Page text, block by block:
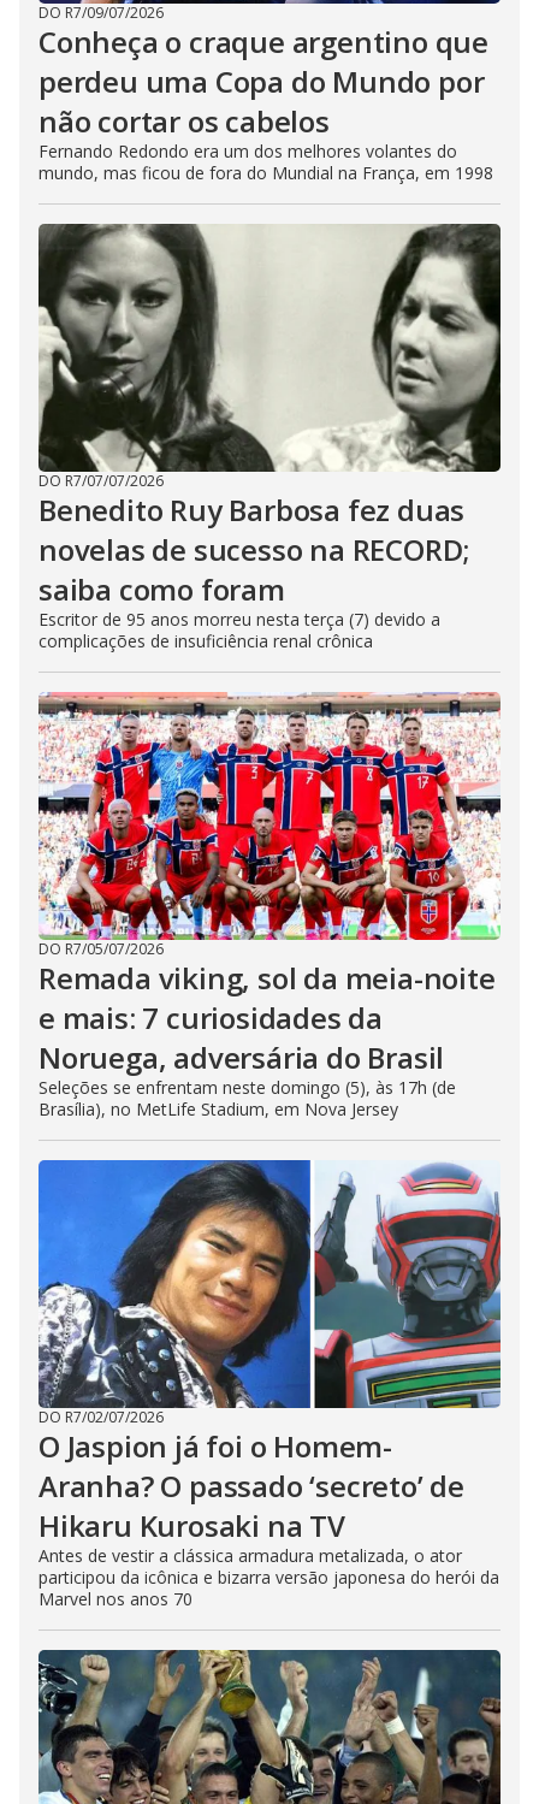
DO R7/09/07/2026
Conheça o craque argentino que
perdeu uma Copa do Mundo por
não cortar os cabelos
Fernando Redondo era um dos melhores volantes do
mundo, mas ficou de fora do Mundial na França, em 1998
DO R7/07/07/2026
Benedito Ruy Barbosa fez duas
novelas de sucesso na RECORD;
saiba como foram
Escritor de 95 anos morreu nesta terça (7) devido a
complicações de insuficiência renal crônica
DO R7/05/07/2026
Remada viking, sol da meia-noite
e mais: 7 curiosidades da
Noruega, adversária do Brasil
Seleções se enfrentam neste domingo (5), às 17h (de
Brasília), no MetLife Stadium, em Nova Jersey
DO R7/02/07/2026
O Jaspion já foi o Homem-
Aranha? O passado ‘secreto’ de
Hikaru Kurosaki na TV
Antes de vestir a clássica armadura metalizada, o ator
participou da icônica e bizarra versão japonesa do herói da
Marvel nos anos 70